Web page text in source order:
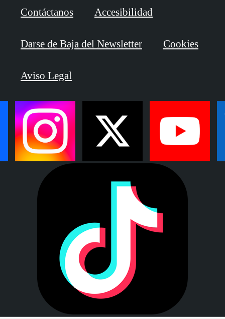
Contáctanos Accesibilidad
Darse de Baja del Newsletter Cookies
Aviso Legal